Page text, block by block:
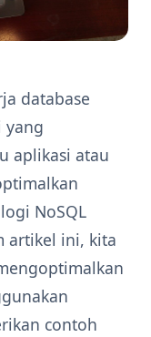
database
yang
aplikasi atau
NoSQL
artikel ini, kita
contoh